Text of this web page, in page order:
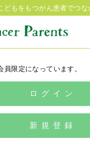
どもをもつがん患者でつな
員限定になっています。
ログイン
新規登録